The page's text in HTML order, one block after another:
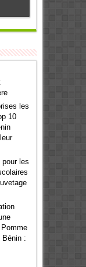
les
10
pour les
Bénin :